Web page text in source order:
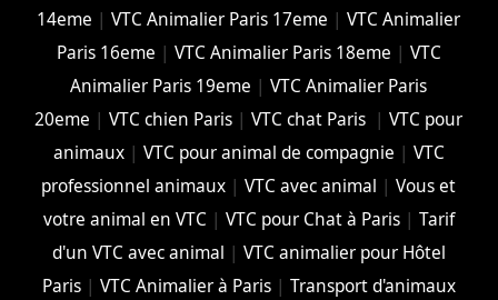
14eme |VTC Animalier Paris 17eme |VTC Animalier
Paris 16eme | VTC Animalier Paris 18eme | VTC
Animalier Paris 19eme |VTC Animalier Paris
20eme |VTC chien Paris |VTC chat Paris |VTC pour
animaux| VTC pour animal de compagnie | VTC
professionnel animaux |VTC avec animal |Vous et
votre animal en VTC | VTC pour Chat à Paris| Tarif
d'un VTC avec animal | VTC animalier pour Hôtel
Paris| VTC Animalier à Paris| Transport d'animaux